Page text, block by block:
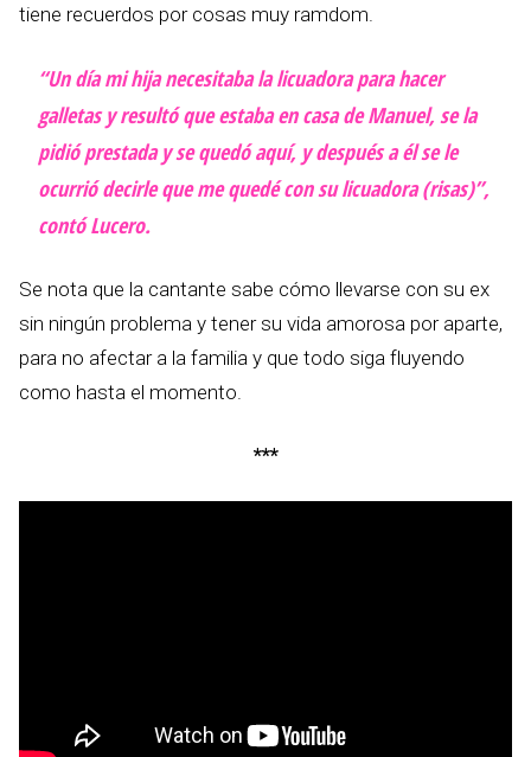
tiene recuerdos por cosas muy ramdom.
“Un día mi hija necesitaba la licuadora para hacer
galletas y resultó que estaba en casa de Manuel, se la
pidió prestada y se quedó aquí, y después a él se le
ocurrió decirle que me quedé con su licuadora (risas)”,
contó Lucero.
Se nota que la cantante sabe cómo llevarse con su ex
sin ningún problema y tener su vida amorosa por aparte,
para no afectar a la familia y que todo siga fluyendo
como hasta el momento.
***